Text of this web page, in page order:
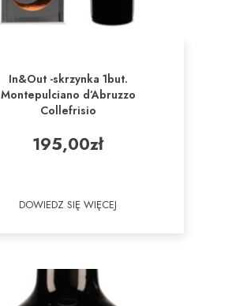
In&Out -skrzynka 1but.
Montepulciano d’Abruzzo
Collefrisio
195,00zł
DOWIEDZ SIĘ WIĘCEJ